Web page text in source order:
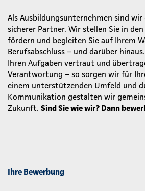
Als Ausbildungsunternehmen sind wir
sicherer Partner. Wir stellen Sie in
fördern und begleiten Sie auf Ihrem
Berufsabschluss – und darüber
Ihren Aufgaben vertraut und
Verantwortung – so sorgen wir für
einem unterstützenden Umfeld und
Kommunikation gestalten wir
Zukunft. Sind Sie wie wir? Dann
Ihre Bewerbung